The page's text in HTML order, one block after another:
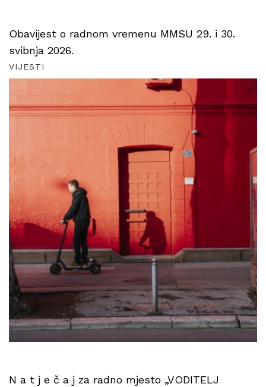
Obavijest o radnom vremenu MMSU 29. i 30.
svibnja 2026.
VIJESTI
N a t j e č a j za radno mjesto „VODITELJ